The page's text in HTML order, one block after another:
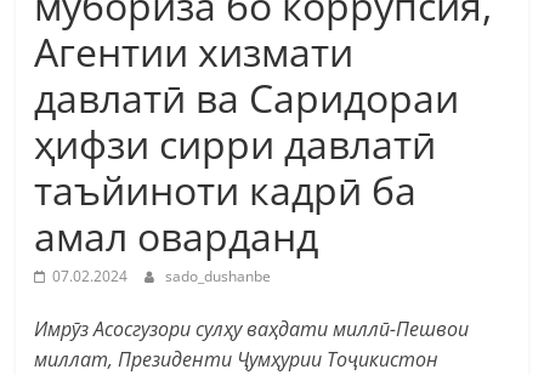
Агентии хизмати
давлатӣ ва Саридораи
ҳифзи сирри давлатӣ
таъйиноти кадрӣ ба
амал оварданд
07.02.2024 sado_dushanbe
Имрӯз Асосгузори сулҳу ваҳдати миллӣ-Пешвои
миллат, Президенти Ҷумҳурии Тоҷикистон